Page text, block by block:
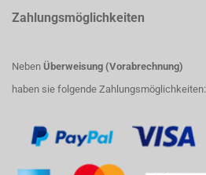
Zahlungsmöglichkeiten
Neben Überweisung (Vorabrechnung)
haben sie folgende Zahlungsmöglichkeiten: